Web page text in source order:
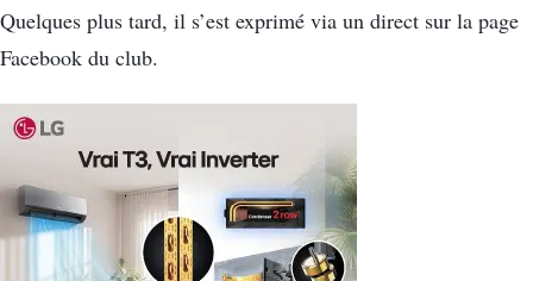
Quelques plus tard, il s’est exprimé via un direct sur la page
Facebook du club.